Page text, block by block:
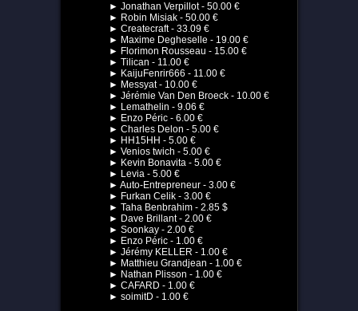
► Jonathan Verpillot - 50.00 €
► Robin Misiak - 50.00 €
► Createcraft - 33.09 €
► Maxime Degheselle - 19.00 €
► Florimon Rousseau - 15.00 €
► Tilican - 11.00 €
► KaijuFenrir666 - 11.00 €
► Messyat - 10.00 €
► Jérémie Van Den Broeck - 10.00 €
► Lemathelin - 9.06 €
► Enzo Péric - 6.00 €
► Charles Delon - 5.00 €
► HH15HH - 5.00 €
► Venios twich - 5.00 €
► Kevin Bonavita - 5.00 €
► Levia - 5.00 €
► Auto-Entrepreneur - 3.00 €
► Furkan Celik - 3.00 €
► Taha Benbrahim - 2.85 $
► Dave Brillant - 2.00 €
► Soonkay - 2.00 €
► Enzo Péric - 1.00 €
► Jérémy KELLER - 1.00 €
► Matthieu Grandjean - 1.00 €
► Nathan Plisson - 1.00 €
► CAFARD - 1.00 €
► soimitD - 1.00 €